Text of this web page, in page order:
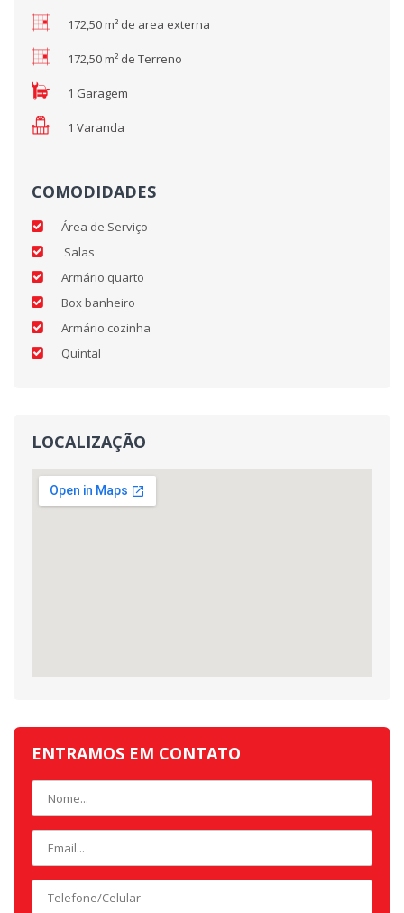
172,50 m² de area externa
172,50 m² de Terreno
1 Garagem
1 Varanda
COMODIDADES
Área de Serviço
Salas
Armário quarto
Box banheiro
Armário cozinha
Quintal
LOCALIZAÇÃO
ENTRAMOS EM CONTATO